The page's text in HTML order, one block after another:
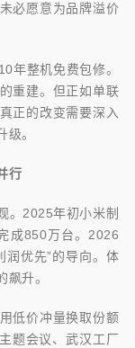
必愿意为品牌溢价
年整机免费包修。
重建。但正如单联
正的改变需要深入
。
行
。2025年初小米制
成850万台。2026
润优先”的导向。体
升。
低价冲量换取份额
题会议、武汉工厂